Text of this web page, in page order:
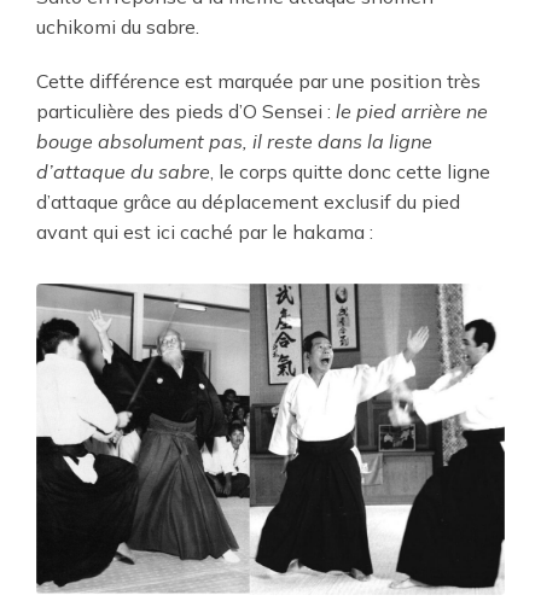
uchikomi du sabre.
Cette différence est marquée par une position très
particulière des pieds d’O Sensei : le pied arrière ne
bouge absolument pas, il reste dans la ligne
d’attaque du sabre , le corps quitte donc cette ligne
d’attaque grâce au déplacement exclusif du pied
avant qui est ici caché par le hakama :